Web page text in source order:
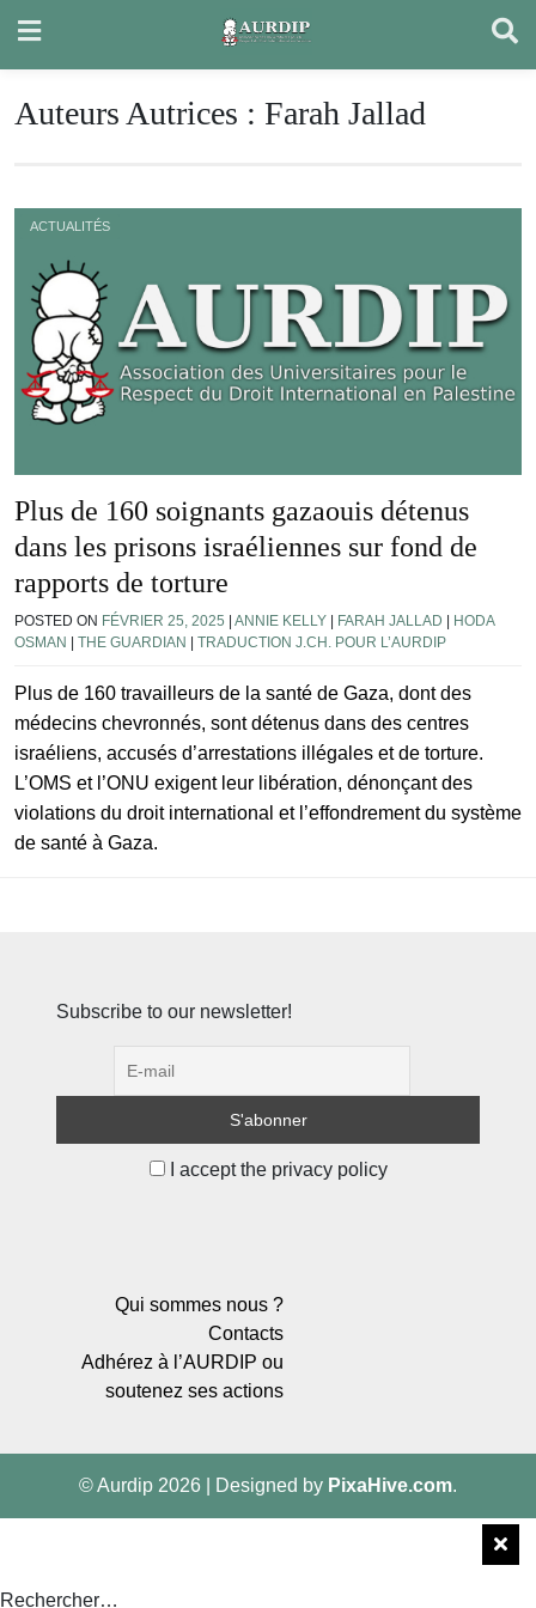
content
Auteurs Autrices : Farah Jallad
ACTUALITÉS
Plus de 160 soignants gazaouis détenus
dans les prisons israéliennes sur fond de
rapports de torture
POSTED ON FÉVRIER 25, 2025 | ANNIE KELLY | FARAH JALLAD | HODA
OSMAN | THE GUARDIAN | TRADUCTION J.CH. POUR L’AURDIP
Plus de 160 travailleurs de la santé de Gaza, dont des
médecins chevronnés, sont détenus dans des centres
israéliens, accusés d’arrestations illégales et de torture.
L’OMS et l’ONU exigent leur libération, dénonçant des
violations du droit international et l’effondrement du système
de santé à Gaza.
Subscribe to our newsletter!
I accept the privacy policy
Qui sommes nous ?
Contacts
Adhérez à l’AURDIP ou
soutenez ses actions
© Aurdip 2026 Designed by PixaHive.com.
Rechercher…